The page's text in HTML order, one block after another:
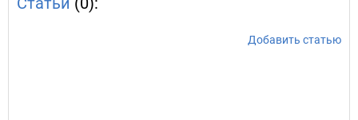
Добавить статью